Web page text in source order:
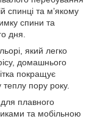
спинці та м’якому
спини та
дня.
який легко
домашнього
покращує
пору року.
плавного
та мобільною